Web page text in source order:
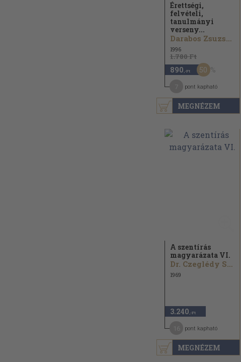
MEGNÉZEM
Érettségi,
felvételi,
tanulmányi
verseny...
Darabos Zsuzsánna...
1996
1.780 Ft
890 ,-Ft 50
pont kapható
MEGNÉZEM
A szentírás
magyarázata VI.
Dr. Czeglédy Sándor...
1969
3.240 ,-Ft
pont kapható